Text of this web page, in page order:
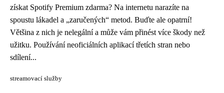
získat Spotify Premium zdarma? Na internetu narazíte na
spoustu lákadel a „zaručených“ metod. Buďte ale opatrní!
Většina z nich je nelegální a může vám přinést více škody než
užitku. Používání neoficiálních aplikací třetích stran nebo
sdílení...
streamovací služby